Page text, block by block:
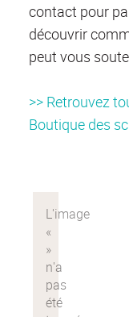
contact pour
découvrir
peut vous
>> Retrouvez
Boutique des